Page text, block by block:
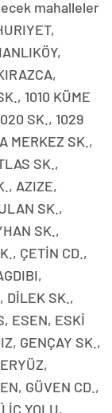
mahalleler
1010 KÜME
SK., 1029
MERKEZ SK.,
SK.,
AZIZE,
SK.,
SK.,
ÇETİN CD.,
DİLEK SK.,
ESEN, ESKİ
GENÇAY SK.,
GÜVEN CD.,
İÇ YOLU,